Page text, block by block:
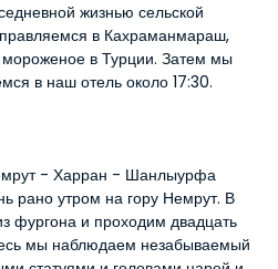
жизнью сельской
в Кахраманмараш,
в Турции. Затем мы
в наш отель около 17:30.
- Харран - Шанлыурфа
рано утром на гору Немрут. В
фургона и проходим двадцать
мы наблюдаем незабываемый